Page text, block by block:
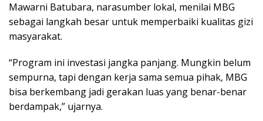
Mawarni Batubara, narasumber lokal, menilai MBG
sebagai langkah besar untuk memperbaiki kualitas gizi
masyarakat.
“Program ini investasi jangka panjang. Mungkin belum
sempurna, tapi dengan kerja sama semua pihak, MBG
bisa berkembang jadi gerakan luas yang benar-benar
berdampak,” ujarnya.